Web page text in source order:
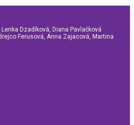
Dzadíková, Diana Pavlačková
Ferusová, Anna Zajacová, Martina